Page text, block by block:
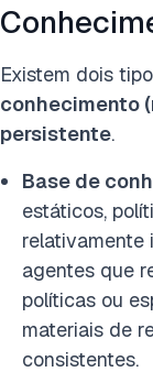
Existem dois
conhecimento
persistente.
Base de
estáticos,
relativamente
agentes que
políticas ou
materiais de
consistentes.